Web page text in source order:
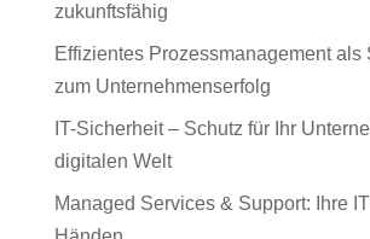
zukunftsfähig
Effizientes Prozessmanagement als
zum Unternehmenserfolg
IT-Sicherheit – Schutz für Ihr
digitalen Welt
Managed Services & Support: Ihre